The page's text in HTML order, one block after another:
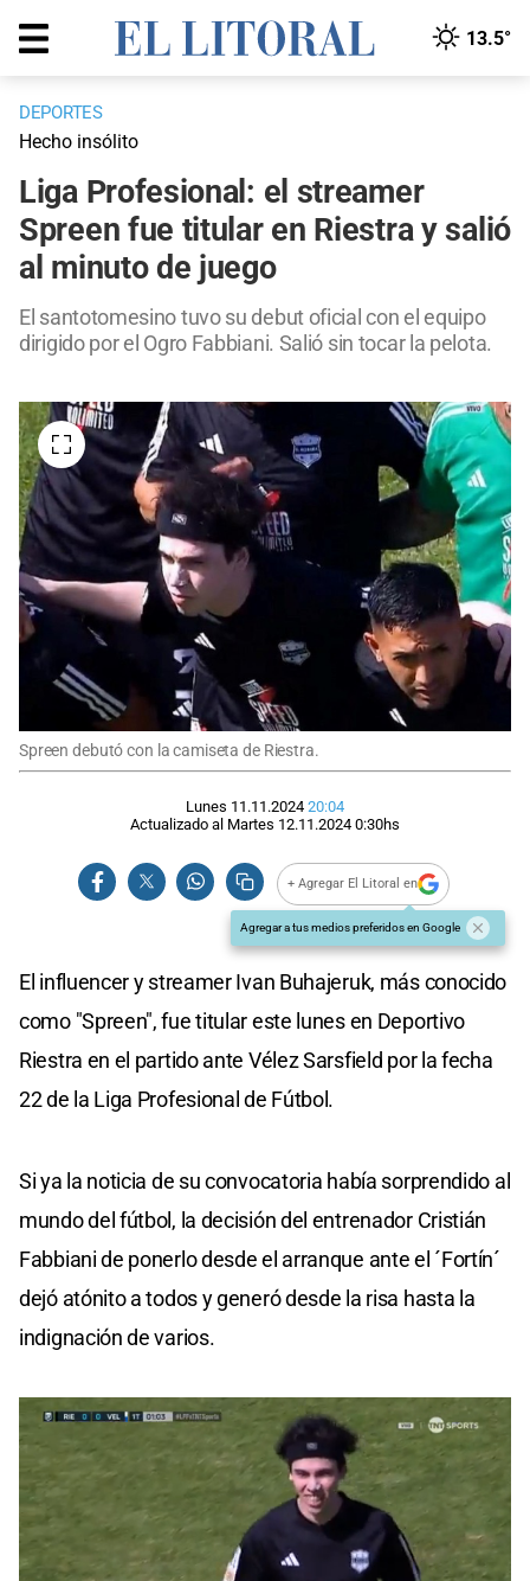
13.5°
DEPORTES
Hecho insólito
Liga Profesional: el streamer
Spreen fue titular en Riestra y salió
al minuto de juego
El santotomesino tuvo su debut oficial con el equipo
dirigido por el Ogro Fabbiani. Salió sin tocar la pelota.
Spreen debutó con la camiseta de Riestra.
Lunes 11.11.2024 20:04
Actualizado al Martes 12.11.2024 0:30hs
+ Agregar El Litoral en
Agregar a tus medios preferidos en Google
El influencer y streamer Ivan Buhajeruk, más conocido
como "Spreen", fue titular este lunes en Deportivo
Riestra en el partido ante Vélez Sarsfield por la fecha
22 de la Liga Profesional de Fútbol.
Si ya la noticia de su convocatoria había sorprendido al
mundo del fútbol, la decisión del entrenador Cristián
Fabbiani de ponerlo desde el arranque ante el ´Fortín´
dejó atónito a todos y generó desde la risa hasta la
indignación de varios.